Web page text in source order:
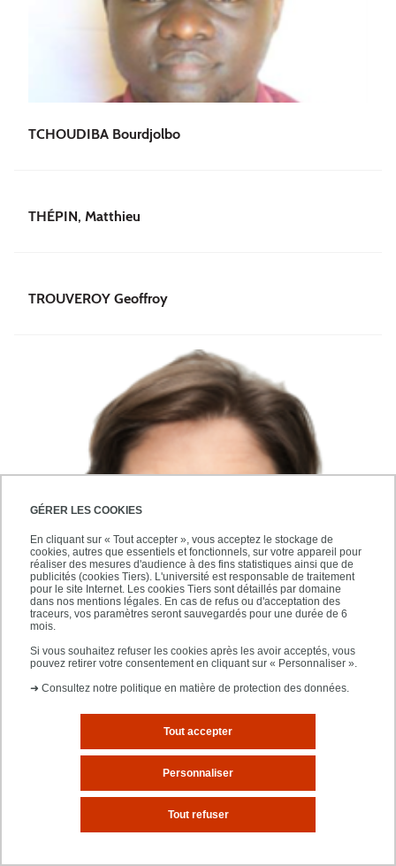
GÉRER LES COOKIES
En cliquant sur « Tout accepter », vous acceptez le stockage de
cookies, autres que essentiels et fonctionnels, sur votre appareil pour
réaliser des mesures d'audience à des fins statistiques ainsi que de
publicités (cookies Tiers). L'université est responsable de traitement
pour le site Internet. Les cookies Tiers sont détaillés par domaine
dans nos mentions légales. En cas de refus ou d'acceptation des
traceurs, vos paramètres seront sauvegardés pour une durée de 6
mois.
Si vous souhaitez refuser les cookies après les avoir acceptés, vous
pouvez retirer votre consentement en cliquant sur « Personnaliser ».
➜ Consultez notre politique en matière de protection des données.
Tout accepter
Tout refuser
Personnaliser
TCHOUDIBA Bourdjolbo
THÉPIN, Matthieu
TROUVEROY Geoffroy
VAN DEN BERGH Michelle
Partager cette page
Télécharger en PDF
DANS LA MÊME RUBRIQUE